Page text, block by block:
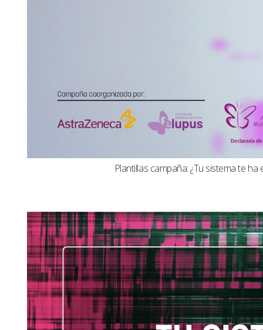
Plantillas campaña: ¿Tu sistema te